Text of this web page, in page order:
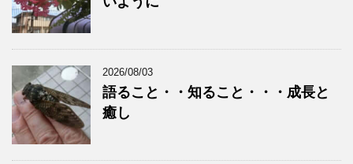
2026/08/03
語ること・・知ること・・・成長と
癒し